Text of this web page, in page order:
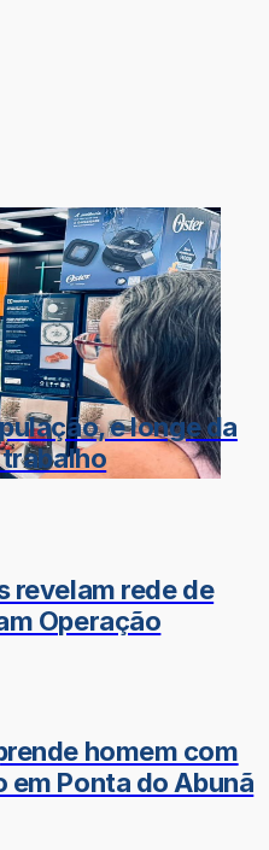
e longe da
revelam rede de
Operação
homem com
Ponta do Abunã